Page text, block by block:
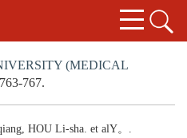
(MEDICAL
767.
HOU Li-sha. et alY。.